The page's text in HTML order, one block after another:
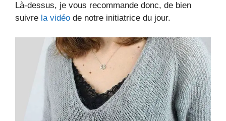
Là-dessus, je vous recommande donc, de bien
suivre la vidéo de notre initiatrice du jour.